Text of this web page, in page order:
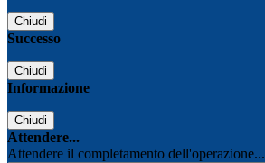
Chiudi
Successo
Chiudi
Informazione
Chiudi
Attendere...
Attendere il completamento dell'operazione...